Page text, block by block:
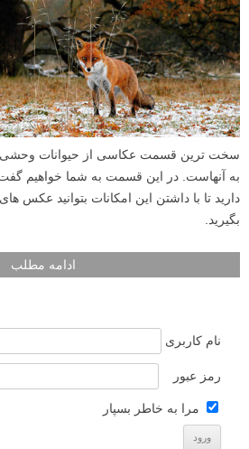
سخت ترین قسمت عکاسی از حیوانات وحشی
به آنهاست. در این قسمت به شما خواهیم گفت
دارید تا با داشتن این امکانات بتوانید عکس
بگیرید.
ادامه مطلب
نام کاربری
رمز عبور
مرا به خاطر بسپار